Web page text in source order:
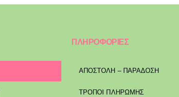
ΠΛΗΡΟΦΟΡΙΕΣ
ΑΠΟΣΤΟΛΉ – ΠΑΡΆΔΟΣΗ
ΤΡΌΠΟΙ ΠΛΗΡΩΜΉΣ